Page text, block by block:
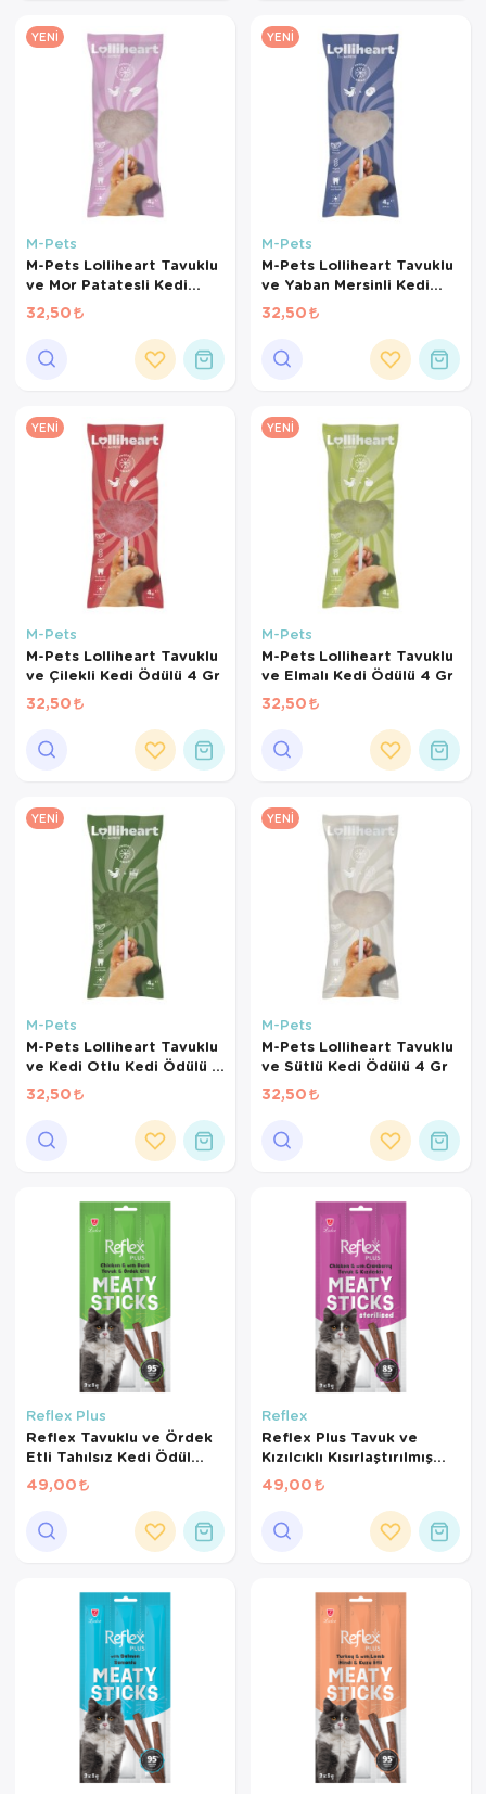
YENI
M-Pets
M-Pets Lolliheart Tavuklu
ve Mor Patatesli Kedi
Ödülü 4 Gr
32,50
YENI
M-Pets
M-Pets Lolliheart Tavuklu
ve Yaban Mersinli Kedi
Ödülü 4 Gr
32,50
YENI
M-Pets
M-Pets Lolliheart Tavuklu
ve Çilekli Kedi Ödülü 4 Gr
32,50
YENI
M-Pets
M-Pets Lolliheart Tavuklu
ve Elmalı Kedi Ödülü 4 Gr
32,50
YENI
M-Pets
M-Pets Lolliheart Tavuklu
ve Kedi Otlu Kedi Ödülü 4
Gr
32,50
YENI
M-Pets
M-Pets Lolliheart Tavuklu
ve Sütlü Kedi Ödülü 4 Gr
32,50
Reflex Plus
Reflex Tavuklu ve Ördek
Etli Tahılsız Kedi Ödül
Çubuğu 15 Gr
49,00
Reflex
Reflex Plus Tavuk ve
Kızılcıklı Kısırlaştırılmış
Kedi Ödül Çubuğu 15 Gr
49,00